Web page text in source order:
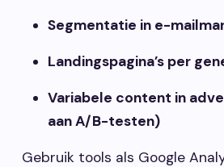
Segmentatie in e-
Landingspagina’s per
Variabele content in
aan A/B-testen)
Gebruik tools als Google